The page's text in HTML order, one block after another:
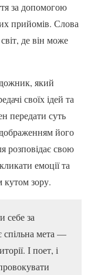
за допомогою
прийомів. Слова
де він може
який
своїх ідей та
передати суть
його
розповідає свою
емоції та
кутом зору.
себе за
спільна мета —
І поет, і